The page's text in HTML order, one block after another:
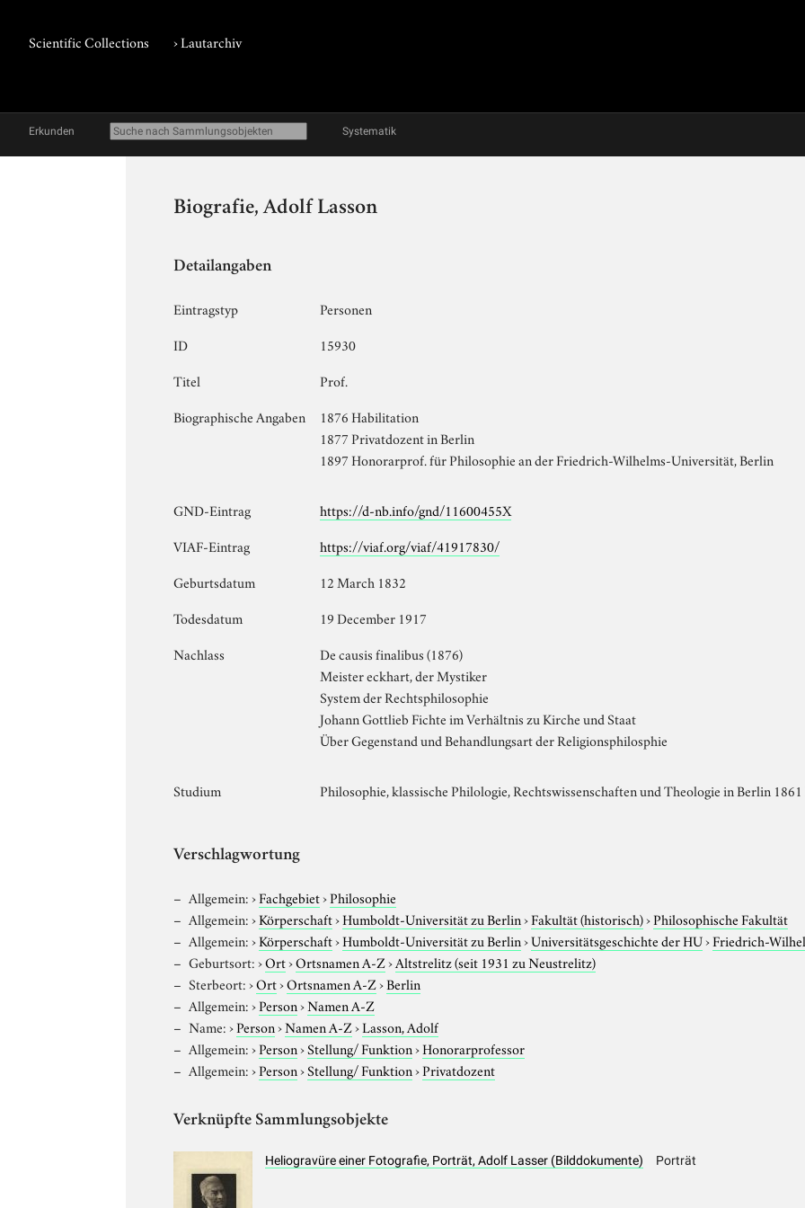
Scientific Collections ›Lautarchiv
Erkunden Systematik
Biografie, Adolf Lasson
Detailangaben
Eintragstyp
Personen
ID
15930
Titel
Prof.
Biographische Angaben
1876 Habilitation
1877 Privatdozent in Berlin
1897 Honorarprof. für Philosophie an der Friedrich-Wilhelms-Universität, Berlin
GND-Eintrag
https://d-nb.info/gnd/11600455X
VIAF-Eintrag
https://viaf.org/viaf/41917830/
Geburtsdatum
12 March 1832
Todesdatum
19 December 1917
Nachlass
De causis finalibus (1876)
Meister eckhart, der Mystiker
System der Rechtsphilosophie
Johann Gottlieb Fichte im Verhältnis zu Kirche und Staat
Über Gegenstand und Behandlungsart der Religionsphilosphie
Studium Philosophie, klassische Philologie, Rechtswissenschaften und Theologie in Berlin
Verschlagwortung
Allgemein:›Fachgebiet›Philosophie
Allgemein:›Körperschaft›Humboldt-Universität zu Berlin›Fakultät (historisch)›Philosophische Fakultät
Allgemein:›Körperschaft›Humboldt-Universität zu Berlin›Universitätsgeschichte der HU›Friedrich-
Geburtsort:›Ort›Ortsnamen A-Z›Altstrelitz (seit 1931 zu Neustrelitz)
Sterbeort:›Ort›Ortsnamen A-Z›Berlin
Allgemein:›Person›Namen A-Z
Name:›Person›Namen A-Z›Lasson, Adolf
Allgemein:›Person›Stellung/ Funktion›Honorarprofessor
Allgemein:›Person›Stellung/ Funktion›Privatdozent
Verknüpfte Sammlungsobjekte
Heliogravüre einer Fotografie, Porträt, Adolf Lasser (Bilddokumente) Porträt